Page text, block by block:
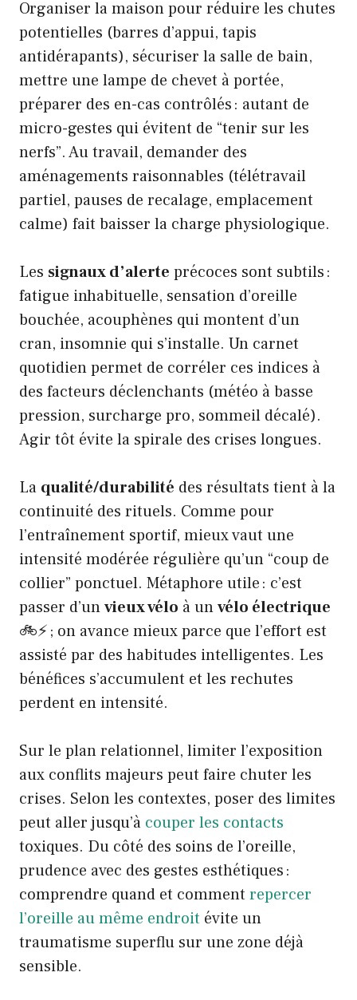
Organiser la maison pour réduire les chutes
potentielles (barres d’appui, tapis
antidérapants), sécuriser la salle de bain,
mettre une lampe de chevet à portée,
préparer des en-cas contrôlés : autant de
micro-gestes qui évitent de “tenir sur les
nerfs”. Au travail, demander des
aménagements raisonnables (télétravail
partiel, pauses de recalage, emplacement
calme) fait baisser la charge physiologique.
Les signaux d’alerte précoces sont subtils :
fatigue inhabituelle, sensation d’oreille
bouchée, acouphènes qui montent d’un
cran, insomnie qui s’installe. Un carnet
quotidien permet de corréler ces indices à
des facteurs déclenchants (météo à basse
pression, surcharge pro, sommeil décalé).
Agir tôt évite la spirale des crises longues.
La qualité/durabilité des résultats tient à la
continuité des rituels. Comme pour
l’entraînement sportif, mieux vaut une
intensité modérée régulière qu’un “coup de
collier” ponctuel. Métaphore utile : c’est
passer d’unvieux vélo à unvélo électrique
🚲⚡ ; on avance mieux parce que l’effort est
assisté par des habitudes intelligentes. Les
bénéfices s’accumulent et les rechutes
perdent en intensité.
Sur le plan relationnel, limiter l’exposition
aux conflits majeurs peut faire chuter les
crises. Selon les contextes, poser des limites
peut aller jusqu’à couper les contacts
toxiques. Du côté des soins de l’oreille,
prudence avec des gestes esthétiques :
comprendre quand et comment repercer
l’oreille au même endroit évite un
traumatisme superflu sur une zone déjà
sensible.